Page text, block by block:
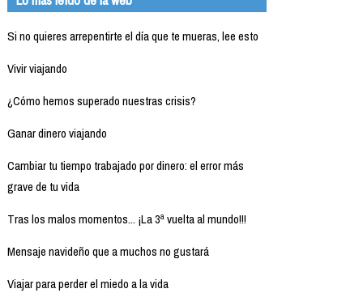
Si no quieres arrepentirte el día que te mueras, lee esto
Vivir viajando
¿Cómo hemos superado nuestras crisis?
Ganar dinero viajando
Cambiar tu tiempo trabajado por dinero: el error más
grave de tu vida
Tras los malos momentos... ¡La 3ª vuelta al mundo!!!
Mensaje navideño que a muchos no gustará
Viajar para perder el miedo a la vida